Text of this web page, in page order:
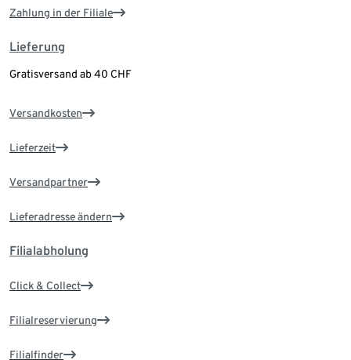
Zahlung in der Filiale
Lieferung
Gratisversand ab 40 CHF
Versandkosten
Lieferzeit
Versandpartner
Lieferadresse ändern
Filialabholung
Click & Collect
Filialreservierung
Filialfinder